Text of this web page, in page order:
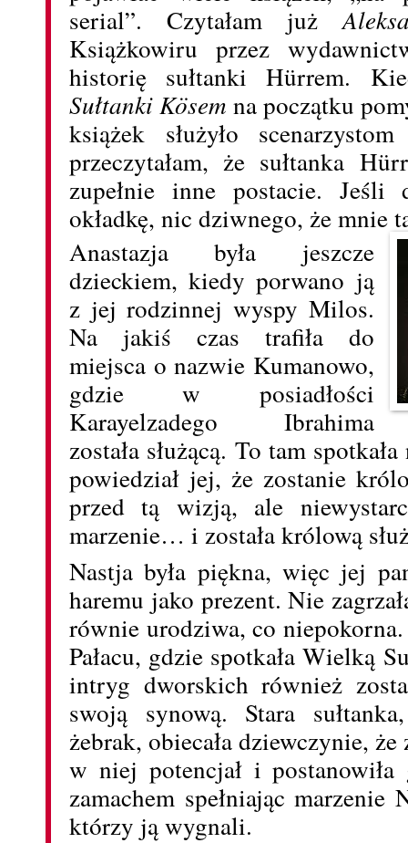
serial”. Czytałam już
Książkowiru przez
historię sułtanki Hürrem.
Sułtanki Kösem na początku
książek służyło
przeczytałam, że sułtanka
zupełnie inne postacie. Jeśli
okładkę, nic dziwnego, że mnie
Anastazja była jeszcze
dzieckiem, kiedy porwano ją
z jej rodzinnej wyspy Milos.
Na jakiś czas trafiła do
miejsca o nazwie Kumanowo,
gdzie w posiadłości
Karayelzadego Ibrahima
została służącą. To tam
powiedział jej, że zostanie
przed tą wizją, ale
marzenie… i została królową
Nastja była piękna, więc jej
haremu jako prezent. Nie
równie urodziwa, co niepokorna.
Pałacu, gdzie spotkała Wielką
intryg dworskich również
swoją synową. Stara
żebrak, obiecała dziewczynie,
w niej potencjał i
zamachem spełniając
którzy ją wygnali.